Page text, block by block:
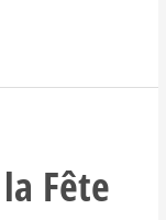
Fête